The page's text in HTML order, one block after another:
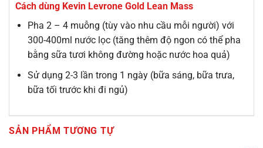
Cách dùng Kevin Levrone Gold Lean Mass
Pha 2 – 4 muỗng (tùy vào nhu cầu mỗi người) với
300-400ml nước lọc (tăng thêm độ ngon có thể pha
bằng sữa tươi không đường hoặc nước hoa quả)
Sử dụng 2-3 lần trong 1 ngày (bữa sáng, bữa trưa,
bữa tối trước khi đi ngủ)
SẢN PHẨM TƯƠNG TỰ